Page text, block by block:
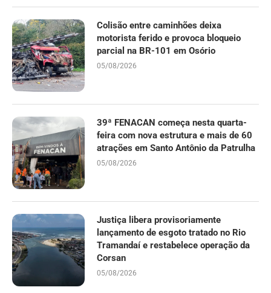
Colisão entre caminhões deixa
motorista ferido e provoca bloqueio
parcial na BR-101 em Osório
05/08/2026
39ª FENACAN começa nesta quarta-
feira com nova estrutura e mais de 60
atrações em Santo Antônio da Patrulha
05/08/2026
Justiça libera provisoriamente
lançamento de esgoto tratado no Rio
Tramandaí e restabelece operação da
Corsan
05/08/2026